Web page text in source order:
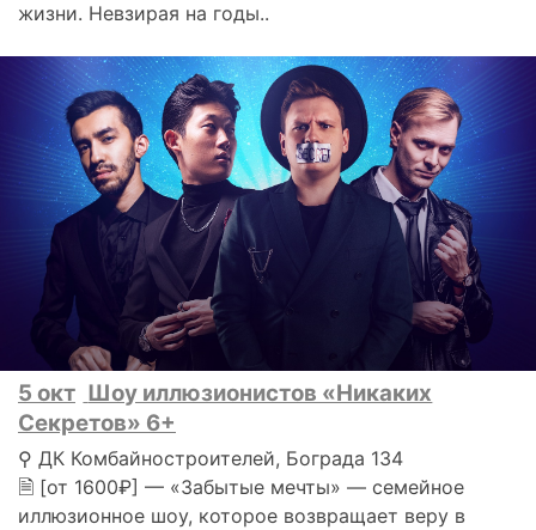
жизни. Невзирая на годы..
5 окт Шоу иллюзионистов «Никаких
Секретов» 6+
⚲ ДК Комбайностроителей, Бограда 134
🗎 [от 1600₽] — «Забытые мечты» — семейное
иллюзионное шоу, которое возвращает веру в